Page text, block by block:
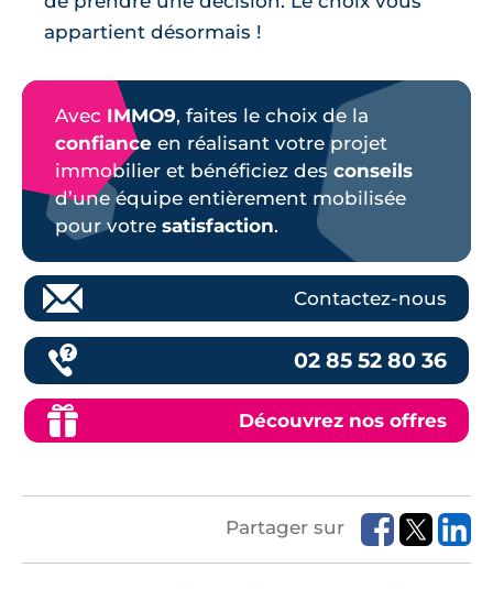
appartient désormais !
Avec IMMO9, faites le choix de la
confiance en réalisant votre projet
immobilier et bénéficiez des conseils
d’une équipe entièrement mobilisée
pour votre satisfaction.
Contactez-nous
02 85 52 80 36
Découvrez nos offres
Partager sur